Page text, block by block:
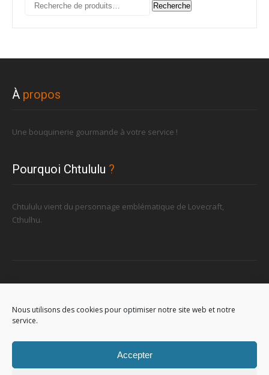
Nous utilisons des cookies pour optimiser notre site web et notre
service.
Accepter
Recherche
À propos
Une bouquinerie gourmande à votre service !
Pourquoi Chtululu ?
Chtululu vient du personnage emblématique de Lovecraft,
Cthulhu.